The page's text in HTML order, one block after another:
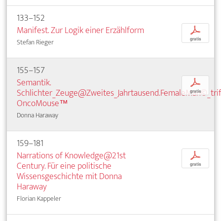
133–152
Manifest. Zur Logik einer Erzählform
Stefan Rieger
p
gratis
155–157
Semantik.
OncoMouse™
Donna Haraway
p
gratis
159–181
Narrations of Knowledge@21st
Century. Für eine politische
Wissensgeschichte mit Donna
Haraway
Florian Kappeler
p
gratis